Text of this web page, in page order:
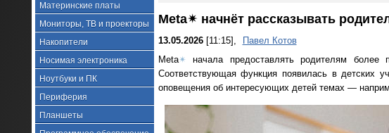
Материнские платы
Мониторы, ТВ и проекторы
Накопители
Носимая электроника
Ноутбуки и ПК
Периферия
Планшеты
Meta✴ начнёт рассказывать
13.05.2026[11:15],
Павел Котов
Meta✴ начала предоставлять родителям
Соответствующая функция появилась в детских
оповещения об интересующих детей темах —